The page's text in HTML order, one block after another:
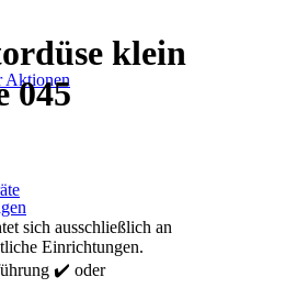
Aktionen
klein
045
sich ausschließlich an
Einrichtungen.
✔️ oder